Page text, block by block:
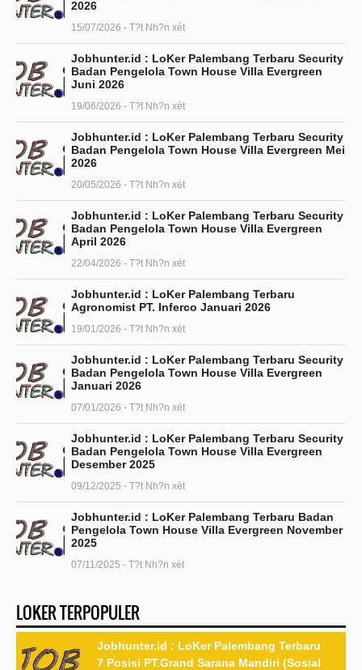
2026
15/07/2026 - T?t Nh?n xét
Jobhunter.id : LoKer Palembang Terbaru Security
Badan Pengelola Town House Villa Evergreen
Juni 2026
19/06/2026 - T?t Nh?n xét
Jobhunter.id : LoKer Palembang Terbaru Security
Badan Pengelola Town House Villa Evergreen Mei
2026
20/05/2026 - T?t Nh?n xét
Jobhunter.id : LoKer Palembang Terbaru Security
Badan Pengelola Town House Villa Evergreen
April 2026
22/04/2026 - T?t Nh?n xét
Jobhunter.id : LoKer Palembang Terbaru
Agronomist PT. Inferco Januari 2026
19/01/2026 - T?t Nh?n xét
Jobhunter.id : LoKer Palembang Terbaru Security
Badan Pengelola Town House Villa Evergreen
Januari 2026
07/01/2026 - T?t Nh?n xét
Jobhunter.id : LoKer Palembang Terbaru Security
Badan Pengelola Town House Villa Evergreen
Desember 2025
09/12/2025 - T?t Nh?n xét
Jobhunter.id : LoKer Palembang Terbaru Badan
Pengelola Town House Villa Evergreen November
2025
07/11/2025 - T?t Nh?n xét
LOKER TERPOPULER
Jobhunter.id : LoKer Palembang Terbaru
7 Posisi PT.Grand Sarana Mandiri (Sosial